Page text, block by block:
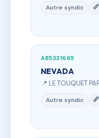
Autre syndic
AB5331665
NEVADA
📍 LE TOUQUET
Autre syndic